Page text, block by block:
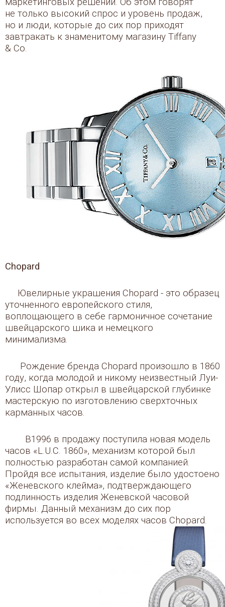
не только высокий спрос и уровень продаж,
но и люди, которые до сих пор приходят
завтракать к знаменитому магазину Tiffany
& Co.
Chopard
Ювелирные украшения Chopard - это образец
уточненного европейского стиля,
воплощающего в себе гармоничное сочетание
швейцарского шика и немецкого
минимализма.
Рождение бренда Chopard произошло в 1860
году, когда молодой и никому неизвестный Луи-
Улисс Шопар открыл в швейцарской глубинке
мастерскую по изготовлению сверхточных
карманных часов.
В1996 в продажу поступила новая модель
часов «L.U.C. 1860», механизм которой был
полностью разработан самой компанией.
Пройдя все испытания, изделие было удостоено
«Женевского клейма», подтверждающего
подлинность изделия Женевской часовой
фирмы. Данный механизм до сих пор
используется во всех моделях часов Chopard.